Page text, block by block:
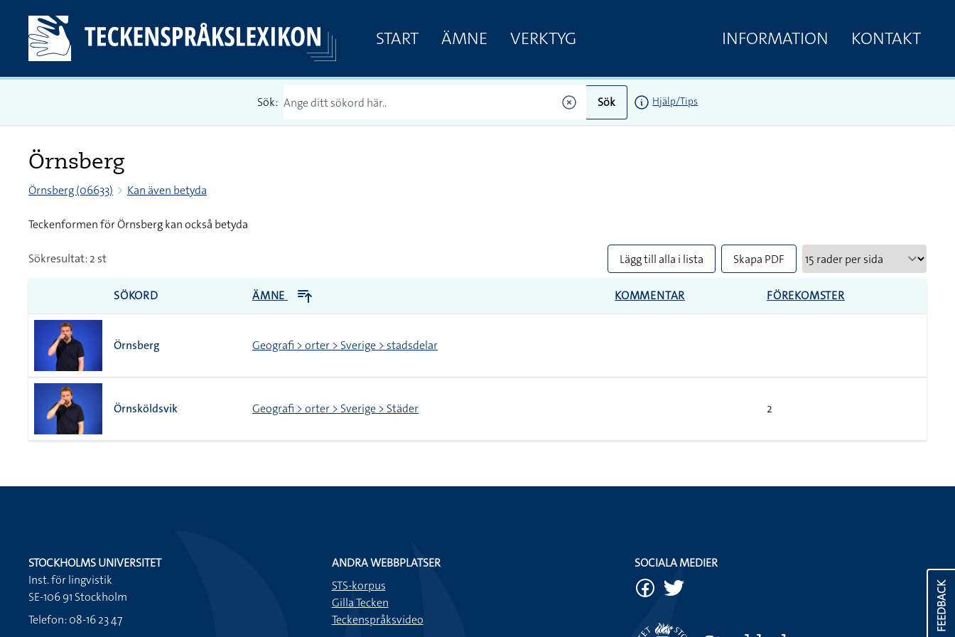
START ÄMNE VERKTYG INFORMATION KONTAKT
Sök: Sök Hjälp/Tips
Örnsberg
Örnsberg (06633) Kan även betyda
Teckenformen för Örnsberg kan också betyda
Sökresultat: 2 st Lägg till alla i lista Skapa PDF
SÖKORD ÄMNE KOMMENTAR FÖREKOMSTER
Örnsberg Geografi > orter > Sverige > stadsdelar
Örnsköldsvik Geografi > orter > Sverige > Städer 2
FEEDBACK
STOCKHOLMS UNIVERSITET
Inst. för lingvistik
SE-106 91 Stockholm
Telefon: 08-16 23 47
ANDRA WEBBPLATSER
STS-korpus
Gilla Tecken
Teckenspråksvideo
SOCIALA MEDIER